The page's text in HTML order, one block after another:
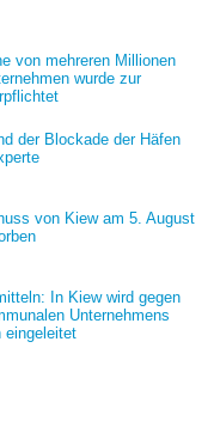
von mehreren Millionen
wurde zur
der Blockade der Häfen
von Kiew am 5. August
In Kiew wird gegen
Unternehmens
eingeleitet